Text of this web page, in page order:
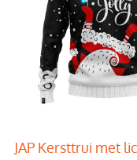
JAP Kersttrui met